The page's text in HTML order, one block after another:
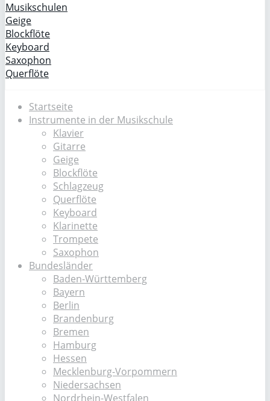
Musikschulen
Geige
Blockflöte
Keyboard
Saxophon
Querflöte
Startseite
Instrumente in der Musikschule
Klavier
Gitarre
Geige
Blockflöte
Schlagzeug
Querflöte
Keyboard
Klarinette
Trompete
Saxophon
Bundesländer
Baden-Württemberg
Bayern
Berlin
Brandenburg
Bremen
Hamburg
Hessen
Mecklenburg-Vorpommern
Niedersachsen
Nordrhein-Westfalen